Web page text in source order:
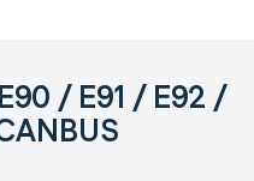
/ E91 / E92 /